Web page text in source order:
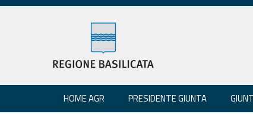
HOME AGR PRESIDENTE GIUNTA